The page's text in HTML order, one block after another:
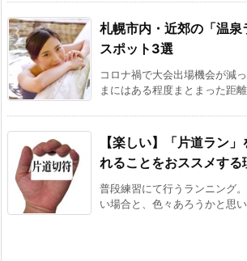
札幌市内・近郊の「温泉
スポット3選
コロナ禍で大会出場機会が減
まにはある程度まとまった距
【楽しい】「片道ラン
れることをおススメす
普段練習にて行うランニング
い場合と、色々あろうかと思